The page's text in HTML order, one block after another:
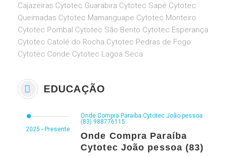
Cajazeiras Cytotec Guarabira Cytotec Sapé Cytotec
Queimadas Cytotec Mamanguape Cytotec Monteiro
Cytotec Pombal Cytotec São Bento Cytotec Esperança
Cytotec Catolé do Rocha Cytotec Pedras de Fogo
Cytotec Conde Cytotec Lagoa Seca
EDUCAÇÃO
2025 - Presente
Onde Compra Paraíba Cytotec João pessoa
(83) 988776115
Onde Compra Paraíba
Cytotec João pessoa (83)